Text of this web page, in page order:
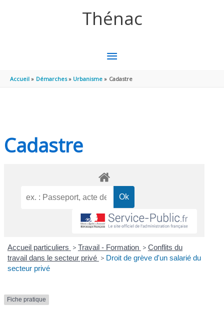
Thénac
MENU
PRINCIPAL
Accueil Démarches Urbanisme Cadastre
Cadastre
Accueil particuliers > Travail - Formation > Conflits du
travail dans le secteur privé > Droit de grève d'un salarié du
secteur privé
Fiche pratique